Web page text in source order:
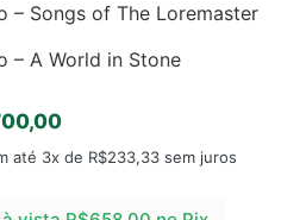
– Songs of The Loremaster
– A World in Stone
até 3x de R$233,33 sem juros